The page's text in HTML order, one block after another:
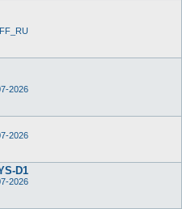
2026
2026
D1
2026